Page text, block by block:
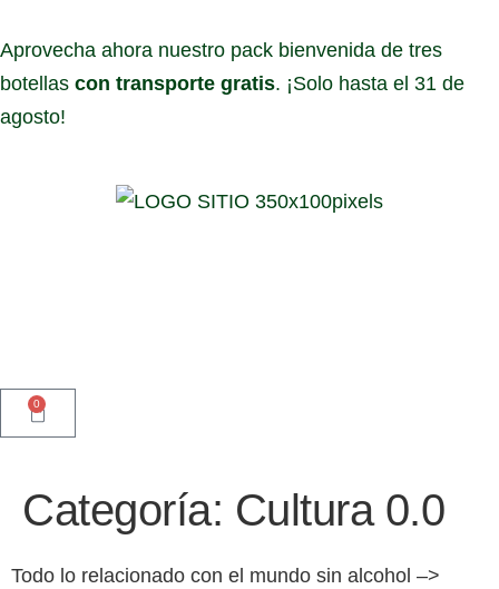
Aprovecha ahora nuestro pack bienvenida de tres
botellas con transporte gratis. ¡Solo hasta el 31 de
agosto!
0
Categoría: Cultura 0.0
Todo lo relacionado con el mundo sin alcohol –>